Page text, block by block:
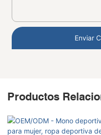
Enviar
Productos